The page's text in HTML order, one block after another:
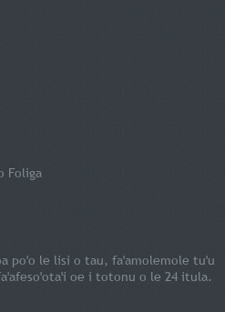
Foliga
po'o le lisi o tau, fa'amolemole tu'u
oe i totonu o le 24 itula.